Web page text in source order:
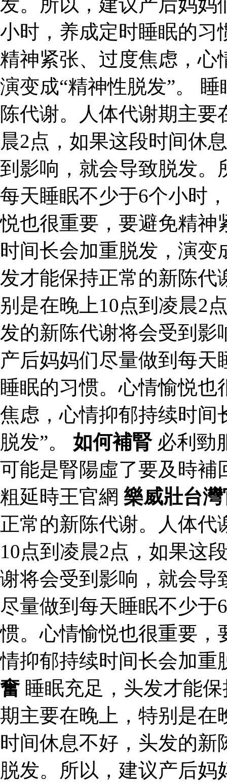
小时，养成定时睡眠的习
精神紧张、过度焦虑，心
演变成“精神性脱发”。
陈代谢。人体代谢期主
晨2点，如果这段时间休
到影响，就会导致脱发。
每天睡眠不少于6个小时
悦也很重要，要避免精神
时间长会加重脱发，演变
发才能保持正常的新陈代
别是在晚上10点到凌晨2
发的新陈代谢将会受到影
产后妈妈们尽量做到每
睡眠的习惯。心情愉悦
焦虑，心情抑郁持续时间
脱发”。 如何補腎必利勁
可能是腎陽虛了要及時
粗延時王官網 樂威壯台
正常的新陈代谢。人体
10点到凌晨2点，如果这
谢将会受到影响，就会导
尽量做到每天睡眠不少于
惯。心情愉悦也很重要，
情抑郁持续时间长会加重
奮睡眠充足，头发才能
期主要在晚上，特别是在
时间休息不好，头发的
脱发。所以，建议产后